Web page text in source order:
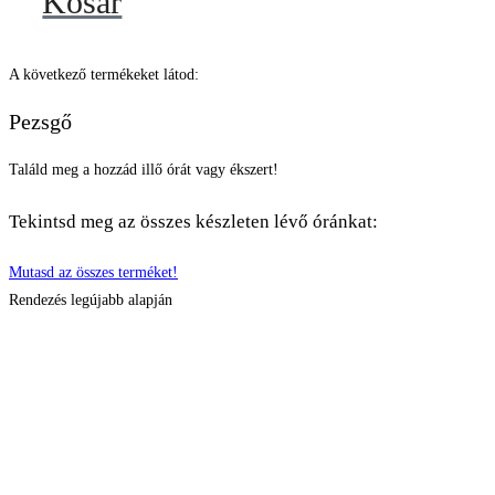
A következő termékeket látod:
Pezsgő
Találd meg a hozzád illő órát vagy ékszert!
Tekintsd meg az összes készleten lévő óránkat:
Mutasd az összes terméket!
Rendezés legújabb alapján